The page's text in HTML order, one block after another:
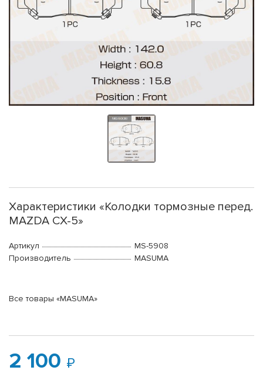
Характеристики «Колодки тормозные перед.
MAZDA CX-5»
Артикул
MS-5908
Производитель
MASUMA
Все товары «MASUMA»
2 100